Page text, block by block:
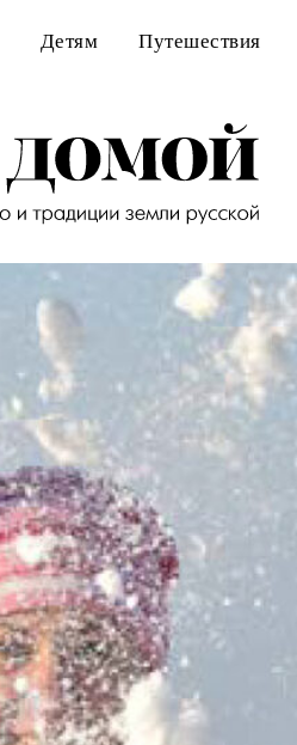
Детям Путешествия